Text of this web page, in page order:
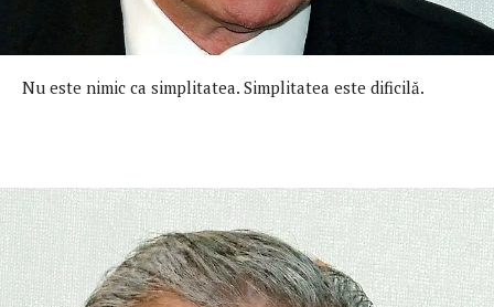
Nu este nimic ca simplitatea. Simplitatea este dificilă.